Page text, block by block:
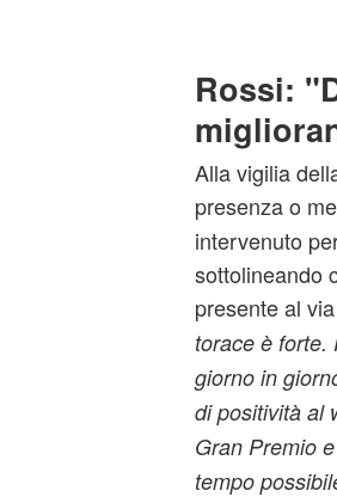
Rossi:
Alla vigilia
presenza o
intervenuto
sottolineando
presente al
torace è forte.
giorno in
di positività al
Gran Premio
tempo